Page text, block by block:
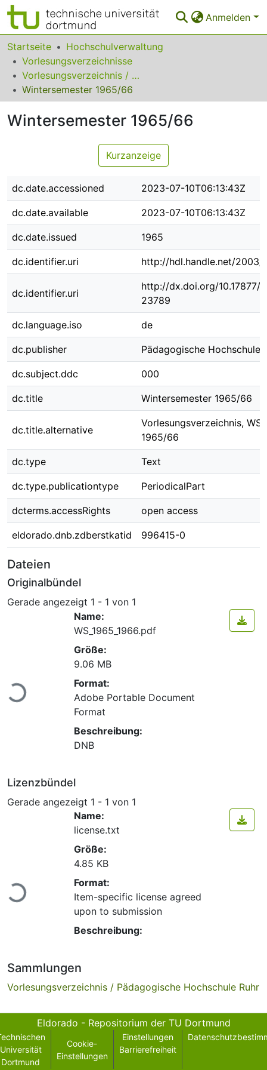
Anmelden
Bereiche & Sammlungen
Das gesamte Repositorium
Statistiken
FAQ
Zurück zur Startseite
Startseite
Hochschulverwaltung
Vorlesungsverzeichnisse
Vorlesungsverzeichnis / Pädagogische Hochschule Ruhr
Wintersemester 1965/66
Wintersemester 1965/66
Kurzanzeige
dc.date.accessioned 2023-07-10T06:13:43Z
dc.date.available 2023-07-10T06:13:43Z
dc.date.issued 1965
dc.identifier.uri http://hdl.handle.net/2003/
dc.identifier.uri
http://dx.doi.org/10.17877/
23789
dc.language.iso de
dc.publisher Pädagogische Hochschule
dc.subject.ddc 000
dc.title Wintersemester 1965/66
dc.title.alternative
Vorlesungsverzeichnis, WS
1965/66
dc.type Text
dc.type.publicationtype PeriodicalPart
dcterms.accessRights open access
eldorado.dnb.zdberstkatid 996415-0
Dateien
Originalbündel
Gerade angezeigt 1 - 1 von 1
Lade...
Name:
WS_1965_1966.pdf
Größe:
9.06 MB
Format:
Adobe Portable Document
Format
Beschreibung:
DNB
Lizenzbündel
Gerade angezeigt 1 - 1 von 1
Lade...
Name:
license.txt
Größe:
4.85 KB
Format:
Item-specific license agreed
upon to submission
Beschreibung:
Sammlungen
Vorlesungsverzeichnis / Pädagogische Hochschule Ruhr
Eldorado - Repositorium der TU Dortmund
Universität
Dortmund
Cookie-
Einstellungen
Einstellungen
Barrierefreiheit